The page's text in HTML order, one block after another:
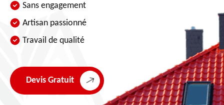
Sans engagement
Artisan passionné
Travail de qualité
Devis Gratuit